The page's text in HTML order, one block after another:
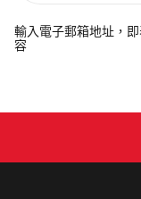
電
郵
輸入電子郵箱地址，
容